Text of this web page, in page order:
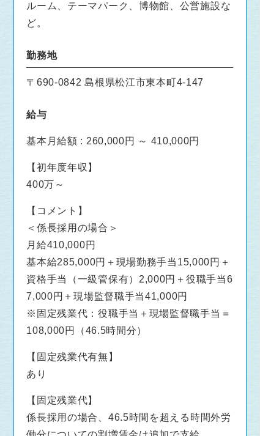
ルーム、テーマパーク、博物館、公営施設な
ど。
勤務地
〒690-0842 島根県松江市東本町4-147
給与
基本月給額 : 260,000円 ～ 410,000円
【初年度年収】
400万～
【コメント】
＜係長採用の場合＞
月給410,000円
基本給285,000円＋現場勤務手当15,000円＋
資格手当（一級管保有）2,000円＋役職手当6
7,000円＋現場監督職手当41,000円
※固定残業代：役職手当＋現場監督職手当＝
108,000円（46.5時間分）
【固定残業代有無】
あり
【固定残業代】
係長採用の場合、46.5時間を超える時間外労